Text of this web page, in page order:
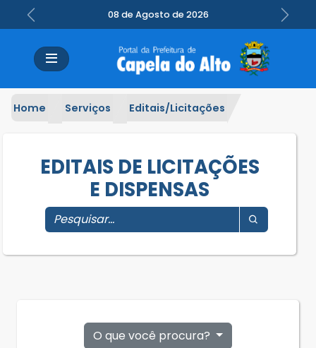
08 de Agosto de 2026
Previous Next
Home Serviços Editais/Licitações
EDITAIS DE LICITAÇÕES
E DISPENSAS
O que você procura?